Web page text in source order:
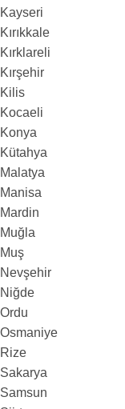
Kayseri
Kırıkkale
Kırklareli
Kırşehir
Kilis
Kocaeli
Konya
Kütahya
Malatya
Manisa
Mardin
Muğla
Muş
Nevşehir
Niğde
Ordu
Osmaniye
Rize
Sakarya
Samsun